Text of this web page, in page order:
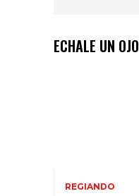
ECHALE UN OJO
REGIANDO